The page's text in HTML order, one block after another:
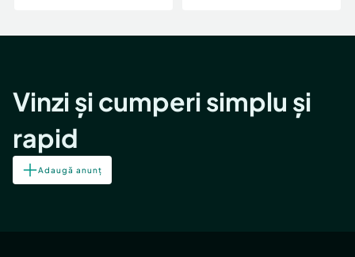
Vinzi și cumperi simplu și
rapid
Adaugă anunț